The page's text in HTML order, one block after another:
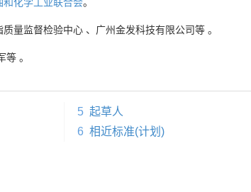
质量监督检验中心 、 广州金发科技有限公司等 。
等 。
5 起草人
6 相近标准(计划)